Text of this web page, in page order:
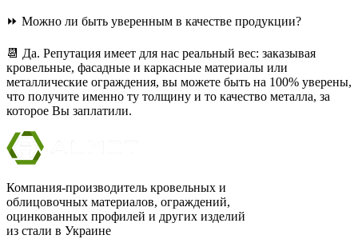
⏩ Можно ли быть уверенным в качестве продукции?
📆 Да. Репутация имеет для нас реальный вес: заказывая
кровельные, фасадные и каркасные материалы или
металлические ограждения, вы можете быть на 100% уверены,
что получите именно ту толщину и то качество металла, за
которое Вы заплатили.
Компания-производитель кровельных и
облицовочных материалов, ограждений,
оцинкованных профилей и других изделий
из стали в Украине